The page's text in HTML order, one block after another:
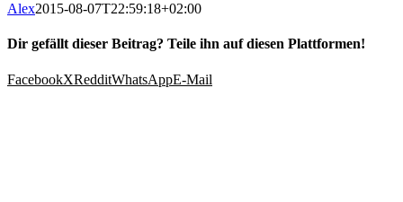
Alex2015-08-07T22:59:18+02:00
Dir gefällt dieser Beitrag? Teile ihn auf diesen Plattformen!
FacebookXRedditWhatsAppE-Mail